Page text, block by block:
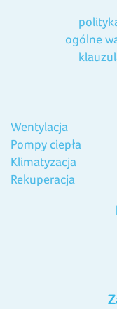
ogólne
Wentylacja
Pompy ciepła
Klimatyzacja
Rekuperacja